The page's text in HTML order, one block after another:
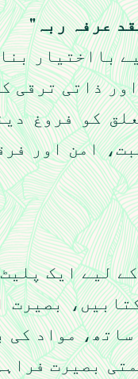
عرفہ ربہ"
بااختیار
ذاتی ترقی
کو فروغ
امن اور
لیے ایک
بصیرت
مواد
بصیرت